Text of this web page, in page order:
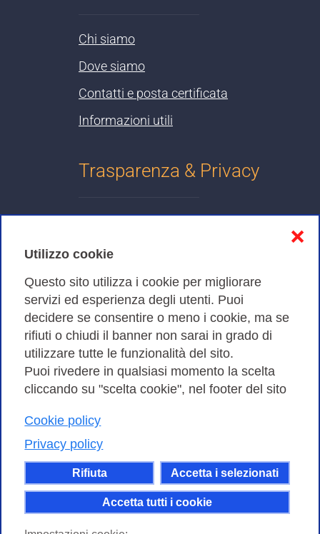
Utilizzo cookie
Questo sito utilizza i cookie per migliorare
servizi ed esperienza degli utenti. Puoi
decidere se consentire o meno i cookie, ma se
rifiuti o chiudi il banner non sarai in grado di
utilizzare tutte le funzionalità del sito.
Puoi rivedere in qualsiasi momento la scelta
cliccando su "scelta cookie", nel footer del sito
Cookie policy
Privacy policy
Rifiuta Accetta i selezionati
Accetta tutti i cookie
❌
Chi siamo
Dove siamo
Contatti e posta certificata
Informazioni utili
Trasparenza & Privacy
Cookies Policy
Amministrazione trasparente
Bandi di Gara
Consortium GARR - Via dei Tizii, 6 - 00185 Roma | Tel.
| CF 97284570583 – PI 07577141000 | Codice
Destinatario 7EU9KEU |
Il contenuto di questo sito e' rilasciato, tranne dove
altrimenti indicato, secondo i termini della licenza
Creative Commons